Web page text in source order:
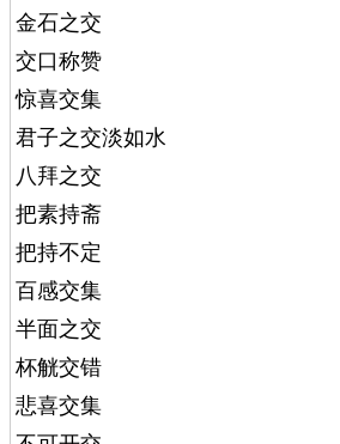
金石之交
交口称赞
惊喜交集
君子之交淡如水
八拜之交
把素持斋
把持不定
百感交集
半面之交
杯觥交错
悲喜交集